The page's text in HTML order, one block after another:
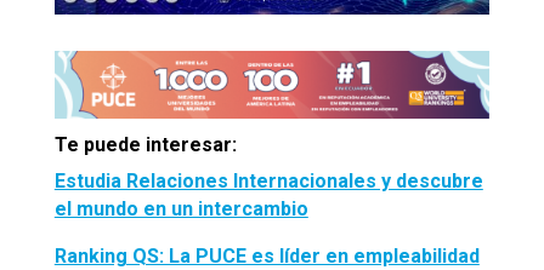
Te puede interesar:
Estudia Relaciones Internacionales y descubre
el mundo en un intercambio
Ranking QS: La PUCE es líder en empleabilidad